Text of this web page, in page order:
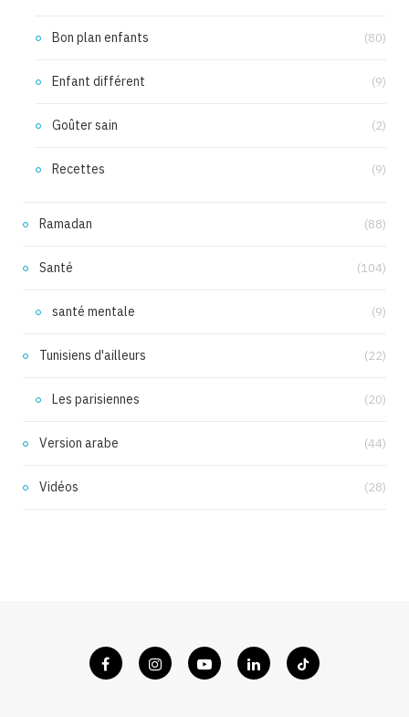
Bon plan enfants (80)
Enfant différent (9)
Goûter sain (2)
Recettes (9)
Ramadan (88)
Santé (104)
santé mentale (9)
Tunisiens d'ailleurs (22)
Les parisiennes (20)
Version arabe (44)
Vidéos (28)